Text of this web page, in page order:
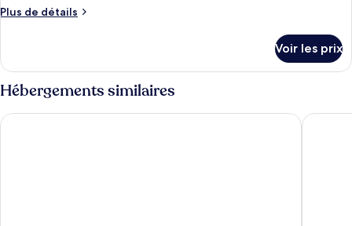
Plus de détails
Plus
le
type
de
Chambre
Voir les prix
Hébergements similaires
Hotel Mary Astoria